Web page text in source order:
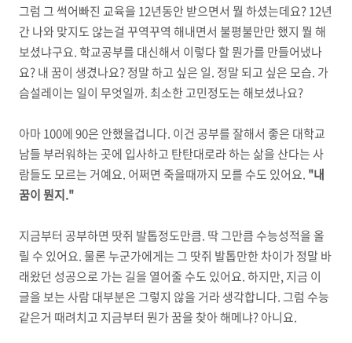
그럼 그 썩어빠진 교육을 12년동안 받으면서 뭘 하셨는데요? 12년
간 나와 맞지도 않는걸 꾸역꾸역 해내면서 불평불만만 했지 뭘 해
보셨냐구요. 학교공부를 대신해서 이렇다 할 뭔가를 만들어냈나
요? 내 꿈이 생겼나요? 정말 하고 싶은 일. 정말 되고 싶은 모습. 가
슴설레이는 일이 무엇일까. 최소한 고민정도는 해보셨나요?
아마 100에 90은 안했을겁니다. 이건 공부를 잘해서 좋은 대학교
남들 부러워하는 곳에 입사하고 탄탄대로라 하는 삶을 산다는 사
람들도 모르는 거예요. 어쩌면 죽을때까지 모를 수도 있어요. "내
꿈이 뭔지."
지금부터 공부하면 땃쥐 발톱정도만큼. 딱 그만큼 수능성적을 올
릴 수 있어요. 물론 누군가에게는 그 땃쥐 발톱만한 차이가 정말 바
래왔던 성공으로 가는 길을 열어줄 수도 있어요. 하지만, 지금 이
글을 보는 사람 대부분은 그렇지 않을 거라 생각합니다. 그럼 수능
같은거 때려치고 지금부터 뭔가 꿈을 찾아 해메냐? 아니요.